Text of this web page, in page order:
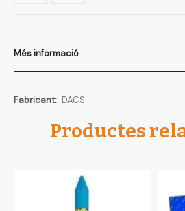
Més informació
Més
DACS
Productes